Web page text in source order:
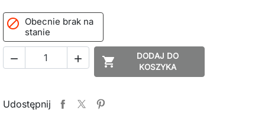
 Obecnie brak na
stanie
  
DODAJ DO
KOSZYKA
Udostępnij